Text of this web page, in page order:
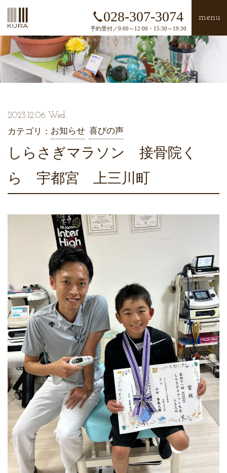
028-307-3074
予約受付／9:00～12:00・15:30～19:30
menu
2023.12.06 Wed.
カテゴリ： お知らせ 喜びの声
しらさぎマラソン 接骨院く
ら 宇都宮 上三川町